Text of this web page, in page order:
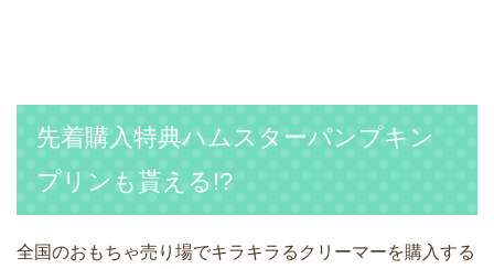
先着購入特典ハムスターパンプキン
プリンも貰える!?
全国のおもちゃ売り場でキラキラるクリーマーを購入する